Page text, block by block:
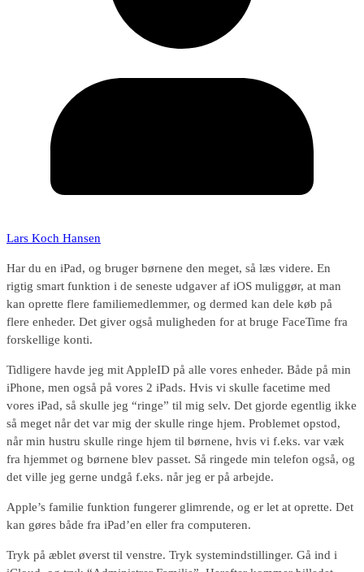
Lars Koch Hansen
Har du en iPad, og bruger børnene den meget, så læs videre. En
rigtig smart funktion i de seneste udgaver af iOS muliggør, at man
kan oprette flere familiemedlemmer, og dermed kan dele køb på
flere enheder. Det giver også muligheden for at bruge FaceTime fra
forskellige konti.
Tidligere havde jeg mit AppleID på alle vores enheder. Både på min
iPhone, men også på vores 2 iPads. Hvis vi skulle facetime med
vores iPad, så skulle jeg “ringe” til mig selv. Det gjorde egentlig ikke
så meget når det var mig der skulle ringe hjem. Problemet opstod,
når min hustru skulle ringe hjem til børnene, hvis vi f.eks. var væk
fra hjemmet og børnene blev passet. Så ringede min telefon også, og
det ville jeg gerne undgå f.eks. når jeg er på arbejde.
Apple’s familie funktion fungerer glimrende, og er let at oprette. Det
kan gøres både fra iPad’en eller fra computeren.
Tryk på æblet øverst til venstre. Tryk systemindstillinger. Gå ind i